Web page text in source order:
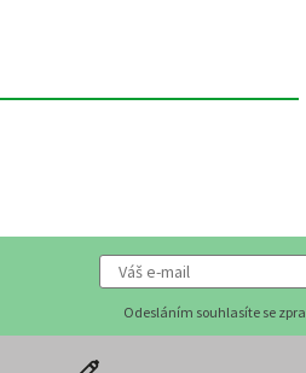
Odesláním souhlasíte se